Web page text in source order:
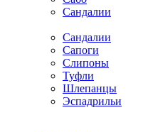
Сандалии
Сандалии
Сапоги
Слипоны
Туфли
Шлепанцы
Эспадрильи